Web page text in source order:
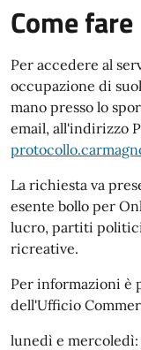
Come fare
Per accedere al
occupazione di
mano presso lo
email, all'indirizzo
La richiesta va
esente bollo per
lucro, partiti
ricreative.
Per informazioni è
dell'Ufficio
lunedì e mercoledì: